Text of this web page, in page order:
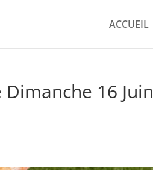
ACCUEIL
16 Juin